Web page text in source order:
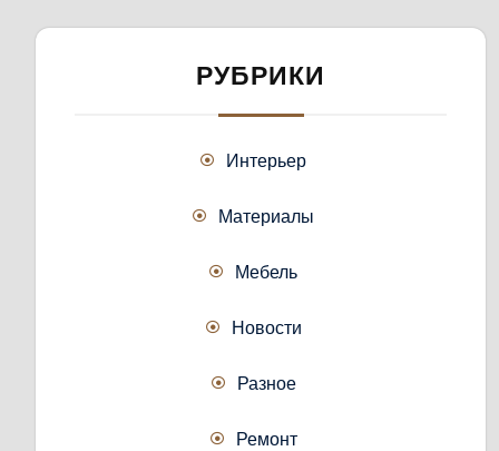
РУБРИКИ
Интерьер
Материалы
Мебель
Новости
Разное
Ремонт